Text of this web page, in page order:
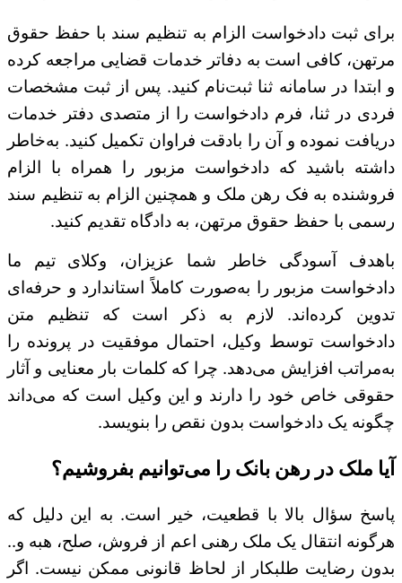
برای ثبت دادخواست الزام به تنظیم سند با حفظ حقوق
مرتهن، کافی است به دفاتر خدمات قضایی مراجعه کرده
و ابتدا در سامانه ثنا ثبت‌نام کنید. پس از ثبت مشخصات
فردی در ثنا، فرم دادخواست را از متصدی دفتر خدمات
دریافت نموده و آن را بادقت فراوان تکمیل کنید. به‌خاطر
داشته باشید که دادخواست مزبور را همراه با الزام
فروشنده به فک رهن ملک و همچنین الزام به تنظیم سند
رسمی با حفظ حقوق مرتهن، به دادگاه تقدیم کنید.
باهدف آسودگی خاطر شما عزیزان، وکلای تیم ما
دادخواست مزبور را به‌صورت کاملاً استاندارد و حرفه‌ای
تدوین کرده‌اند. لازم به ذکر است که تنظیم متن
دادخواست توسط وکیل، احتمال موفقیت در پرونده را
به‌مراتب افزایش می‌دهد. چرا که کلمات بار معنایی و آثار
حقوقی خاص خود را دارند و این وکیل است که می‌داند
چگونه یک دادخواست بدون نقص را بنویسد.
آیا ملک در رهن بانک را می‌توانیم بفروشیم؟
پاسخ سؤال بالا با قطعیت، خیر است. به این دلیل که
هرگونه انتقال یک ملک رهنی اعم از فروش، صلح، هبه و..
بدون رضایت طلبکار از لحاظ قانونی ممکن نیست. اگر